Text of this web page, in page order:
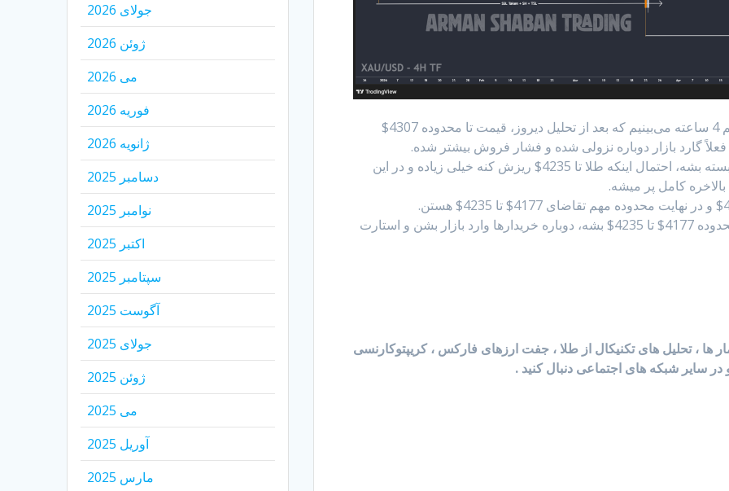
با بررسی چارت #طلا در تایم‌فریم 4 ساعته می‌بینیم که بعد از تحلیل دیروز، قیمت تا محدوده 4307$
به نظرم اگر کندل بعدی زیر محدوده مهم 4300$ بسته بشه، احتمال اینکه طلا تا 4235$ ریزش کنه خیلی زیاده و در این
کامل پر میشه.
با این حال، شخصاً انتظار دارم وقتی قیمت وارد محدوده 4177$ تا 4235$ بشه، دوباره خریدارها وارد بازار بشن و استارت
ها ، تحلیل های تکنیکال از طلا ، جفت ارزهای فارکس ، کریپتوکارنسی
سایر شبکه های اجتماعی دنبال کنید .
جولای 2026
ژوئن 2026
می 2026
فوریه 2026
ژانویه 2026
دسامبر 2025
نوامبر 2025
اکتبر 2025
سپتامبر 2025
آگوست 2025
جولای 2025
ژوئن 2025
می 2025
آوریل 2025
مارس 2025